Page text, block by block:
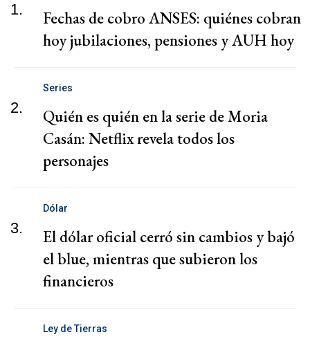
1.
Fechas de cobro ANSES: quiénes cobran
hoy jubilaciones, pensiones y AUH hoy
2.
Series
Quién es quién en la serie de Moria
Casán: Netflix revela todos los
personajes
3.
Dólar
El dólar oficial cerró sin cambios y bajó
el blue, mientras que subieron los
financieros
Ley de Tierras